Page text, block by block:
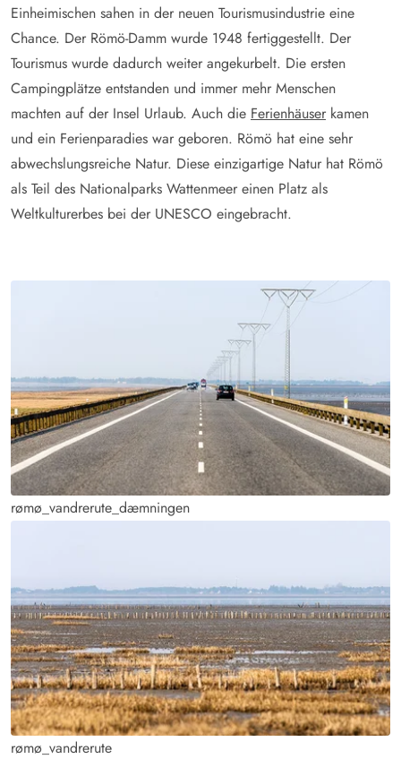
Einheimischen sahen in der neuen Tourismusindustrie eine
Chance. Der Römö-Damm wurde 1948 fertiggestellt. Der
Tourismus wurde dadurch weiter angekurbelt. Die ersten
Campingplätze entstanden und immer mehr Menschen
machten auf der Insel Urlaub. Auch die Ferienhäuser kamen
und ein Ferienparadies war geboren. Römö hat eine sehr
abwechslungsreiche Natur. Diese einzigartige Natur hat Römö
als Teil des Nationalparks Wattenmeer einen Platz als
Weltkulturerbes bei der UNESCO eingebracht.
rømø_vandrerute_dæmningen
rømø_vandrerute